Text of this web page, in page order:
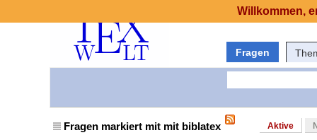
Fragen
Fragen markiert mit mit biblatex Aktive
Willkommen,